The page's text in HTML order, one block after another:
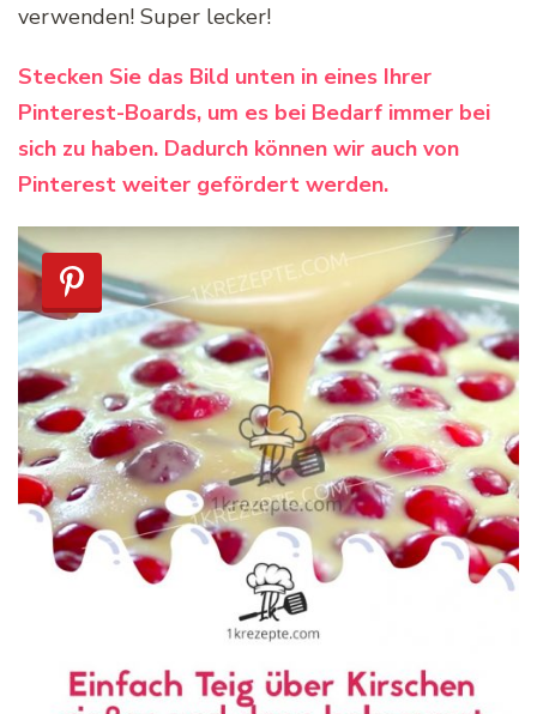
verwenden! Super lecker!
Stecken Sie das Bild unten in eines Ihrer
Pinterest-Boards, um es bei Bedarf immer bei
sich zu haben. Dadurch können wir auch von
Pinterest weiter gefördert werden.